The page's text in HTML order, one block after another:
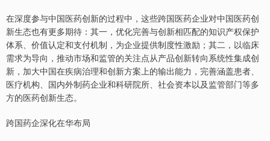
在深度参与中国医药创新的过程中，这些跨国医药企业对中国医药创
新生态也有更多期待：其一，优化完善与创新相匹配的知识产权保护
体系、价值认定和支付机制，为企业提供制度性激励；其二，以临床
需求为导向，推动市场和监管的关注点从产品创新转向系统性集成创
新，加大中国在疾病治理和创新方案上的输出能力，完善涵盖患者、
医疗机构、国内外制药企业和科研院所、社会资本以及监管部门等多
方的医药创新生态。
跨国药企深化在华布局